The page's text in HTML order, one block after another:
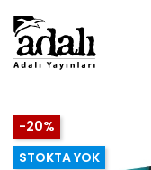
-20%
STOKTA YOK